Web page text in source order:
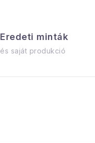
Eredeti minták
és saját produkció